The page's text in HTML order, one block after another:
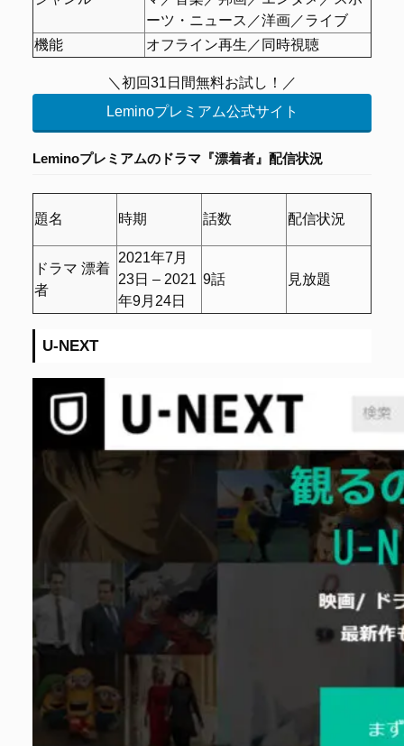
ーツ・ニュース／洋画／ライブ
機能
オフライン再生／同時視聴
＼初回31日間無料お試し！／
Leminoプレミアム公式サイト
Leminoプレミアムのドラマ『漂着者』 配信状況
題名 時期 話数 配信状況
ドラマ 漂着
者
2021年7月
23日 – 2021
年9月24日
9話 見放題
U-NEXT